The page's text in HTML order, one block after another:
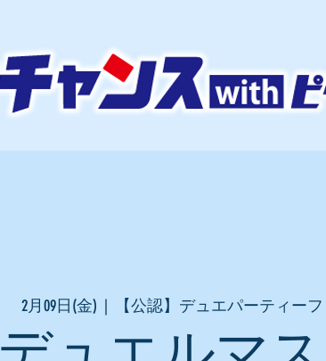
2月09日(金)
  |
【公認】デュエパーティー